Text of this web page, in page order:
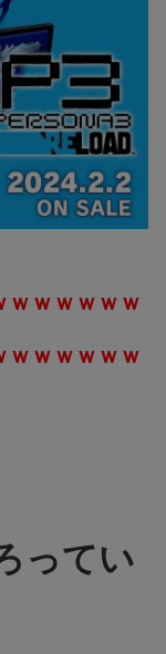
ｗｗｗｗｗｗ
ｗｗｗｗｗｗ
ってい